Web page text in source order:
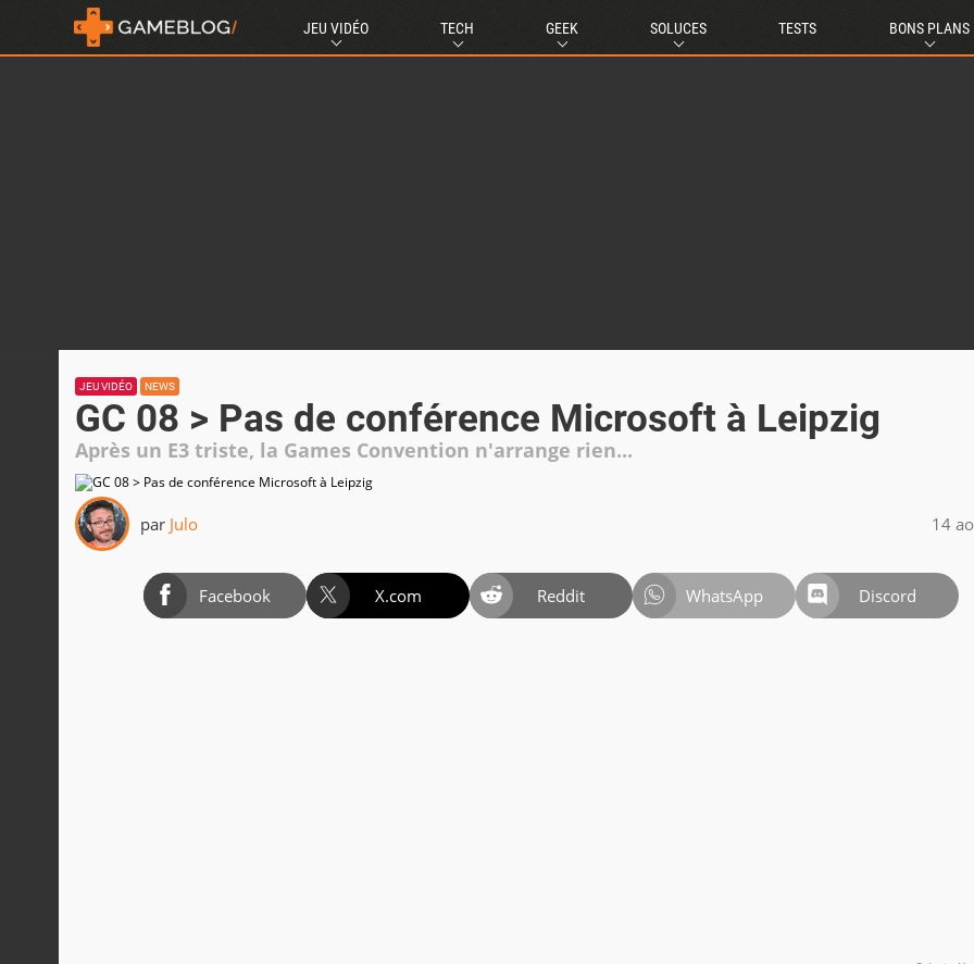
JEU VIDÉO TECH GEEK SOLUCES TESTS BONS PLANS
JEU VIDÉO NEWS
GC 08 > Pas de conférence Microsoft à Leipzig
Après un E3 triste, la Games Convention n'arrange rien...
par Julo 14
Facebook X.com Reddit WhatsApp Discord